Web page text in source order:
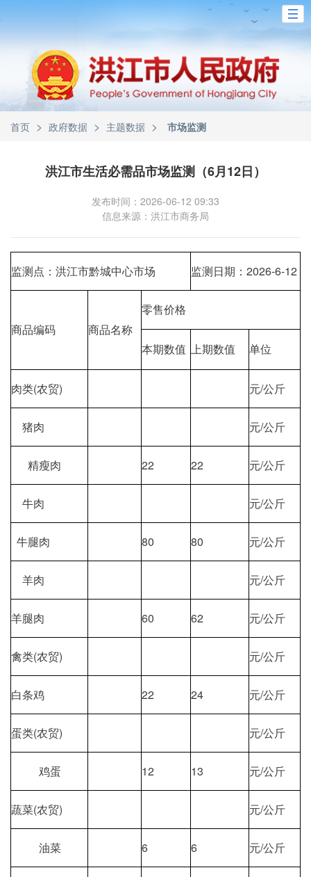
首页 > 政府数据 > 主题数据 > 市场监测
洪江市生活必需品市场监测（6月12日）
发布时间：2026-06-12 09:33
信息来源：洪江市商务局
监测点：洪江市黔城中心市场 监测日期：2026-6-12
商品编码 商品名称
零售价格
本期数值 上期数值 单位
肉类(农贸) 元/公斤
猪肉 元/公斤
精瘦肉 22 22 元/公斤
牛肉 元/公斤
牛腿肉 80 80 元/公斤
羊肉 元/公斤
羊腿肉 60 62 元/公斤
禽类(农贸) 元/公斤
白条鸡 22 24 元/公斤
蛋类(农贸) 元/公斤
鸡蛋 12 13 元/公斤
蔬菜(农贸) 元/公斤
油菜 6 6 元/公斤